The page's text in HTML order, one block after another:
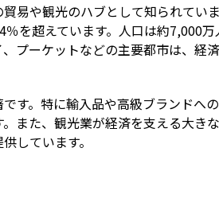
易や観光のハブとして知られてい
を超えています。人口は約7,000
プーケットなどの主要都市は、経
す。特に輸入品や高級ブランドへ
また、観光業が経済を支える大き
しています。